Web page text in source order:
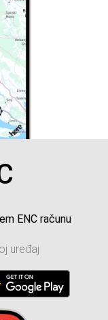
ENC računu
uređaj